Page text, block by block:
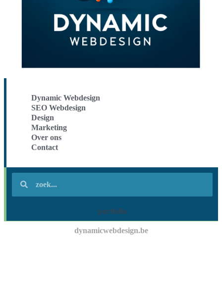
Dynamic Webdesign
SEO Webdesign
Design
Marketing
Over ons
Contact
portfolio
dynamicwebdesign.be